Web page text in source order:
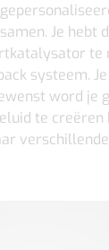
Je hebt
te
systeem.
word je
te creëren